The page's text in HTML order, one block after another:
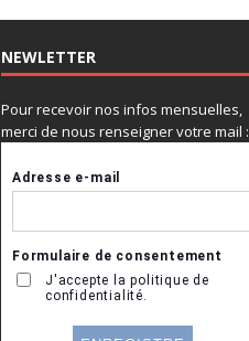
NEWLETTER
Pour recevoir nos infos mensuelles,
merci de nous renseigner votre mail :